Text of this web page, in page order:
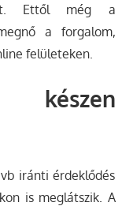
Ettől még a
a forgalom,
felületeken.
iránti érdeklődés
is meglátszik. A